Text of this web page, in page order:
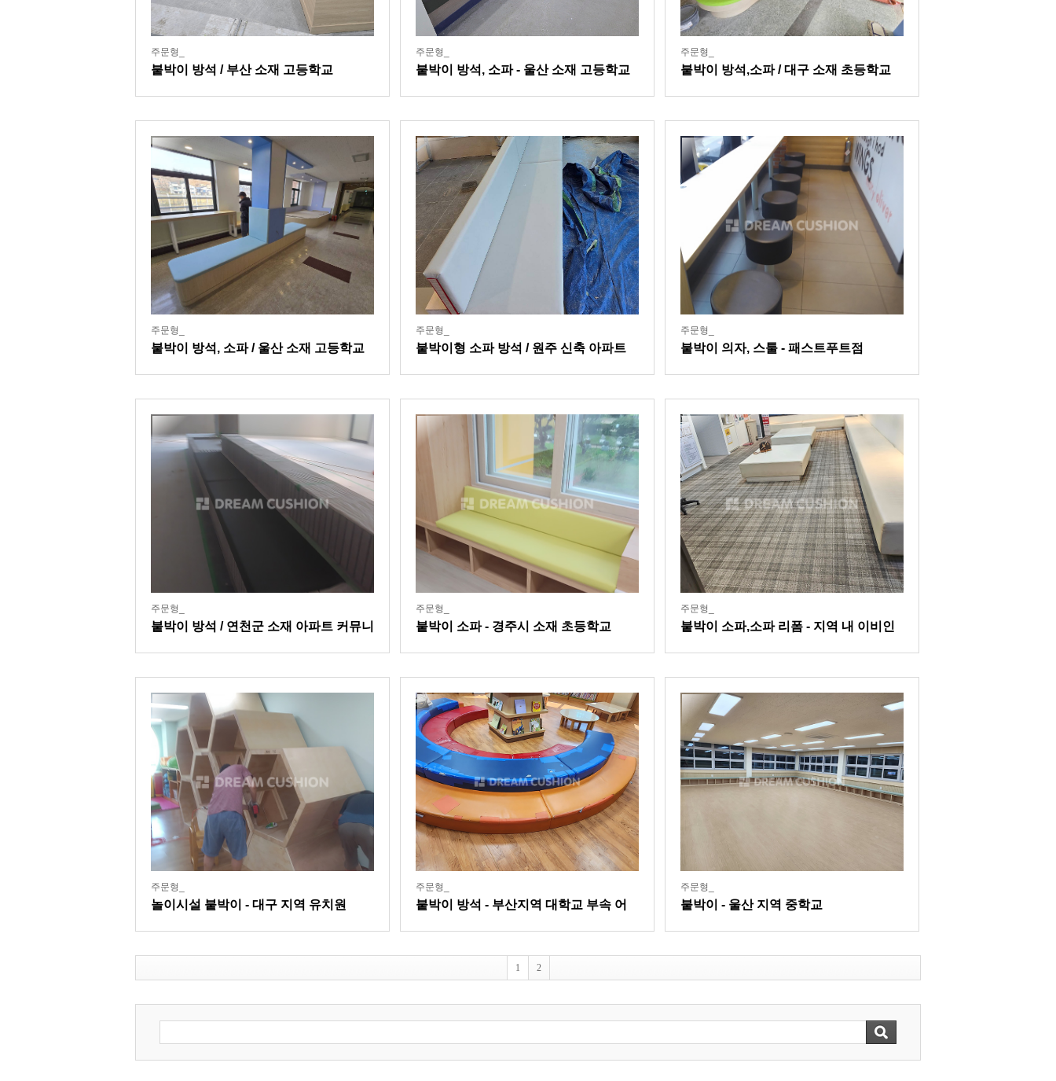
주문형_
붙박이 방석 / 부산 소재 고등학교
주문형_
붙박이 방석, 소파 - 울산 소재 고등학교
주문형_
붙박이 방석,소파 / 대구 소재 초등학교
주문형_
붙박이 방석, 소파 / 울산 소재 고등학교
주문형_
붙박이형 소파 방석 / 원주 신축 아파트
주문형_
붙박이 의자, 스툴 - 패스트푸트점
주문형_
붙박이 방석 / 연천군 소재 아파트 커뮤니
주문형_
붙박이 소파 - 경주시 소재 초등학교
주문형_
붙박이 소파,소파 리폼 - 지역 내 이비인
주문형_
놀이시설 붙박이 - 대구 지역 유치원
주문형_
붙박이 방석 - 부산지역 대학교 부속 어
주문형_
붙박이 - 울산 지역 중학교
1 2